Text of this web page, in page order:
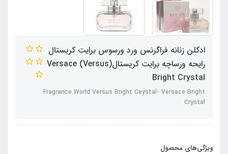
ادکلن زنانه فراگرنس ورد ورسوس برایت کریستال
رایحه ورساچه برایت کریستال(Versus) Versace
Bright Crystal
Fragrance World Versus Bright Ceystal- Versace Bright
Crystal
ویژگی‌های محصول